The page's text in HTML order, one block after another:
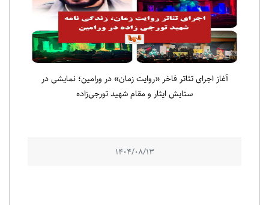
آغاز اجرای تئاتر فاخر «روایت زمان» در ورامین؛ نمایشی در
ستایش ایثار و مقام شهید تورجی‌زاده
1404/08/13